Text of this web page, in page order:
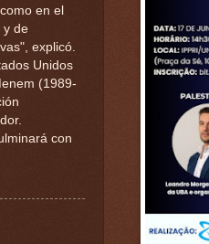
en el
y de
explicó.
Unidos
(1989-
con